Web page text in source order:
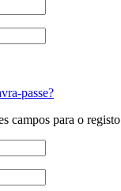
passe?
campos para o registo